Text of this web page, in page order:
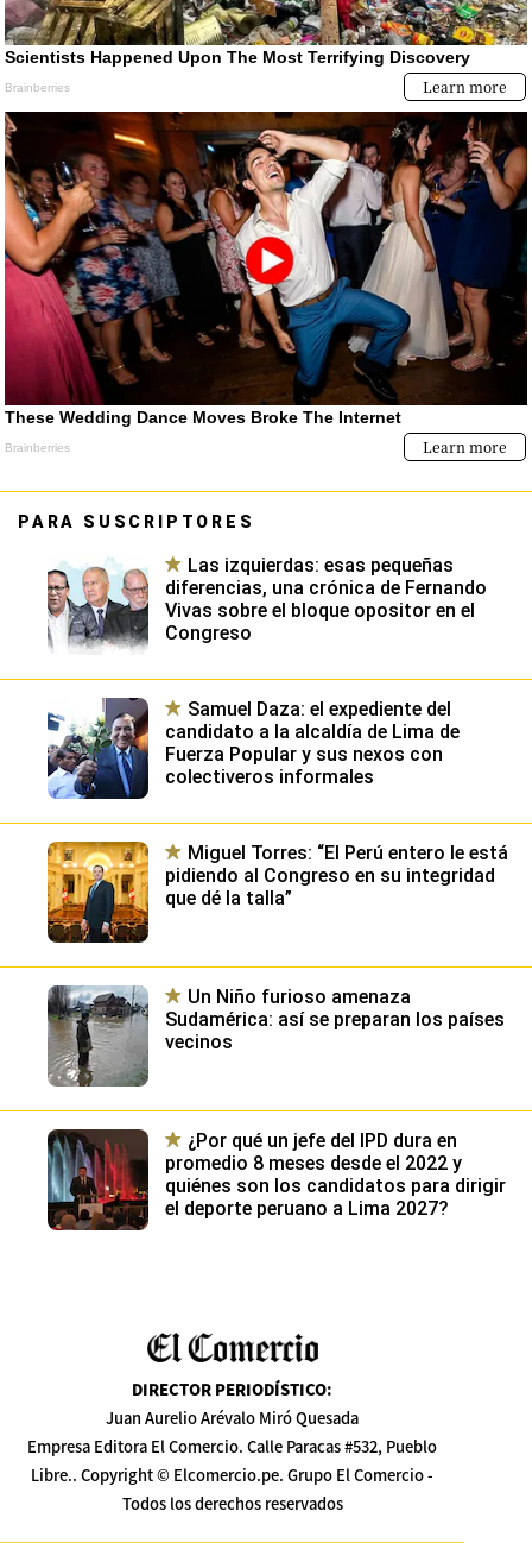
PARA SUSCRIPTORES
Las izquierdas: esas pequeñas
diferencias, una crónica de Fernando
Vivas sobre el bloque opositor en el
Congreso
Samuel Daza: el expediente del
candidato a la alcaldía de Lima de
Fuerza Popular y sus nexos con
colectiveros informales
Miguel Torres: “El Perú entero le está
pidiendo al Congreso en su integridad
que dé la talla”
Un Niño furioso amenaza
Sudamérica: así se preparan los países
vecinos
¿Por qué un jefe del IPD dura en
promedio 8 meses desde el 2022 y
quiénes son los candidatos para dirigir
el deporte peruano a Lima 2027?
DIRECTOR PERIODÍSTICO:
Juan Aurelio Arévalo Miró Quesada
Empresa Editora El Comercio. Calle Paracas #532, Pueblo
Libre.. Copyright © Elcomercio.pe. Grupo El Comercio -
Todos los derechos reservados